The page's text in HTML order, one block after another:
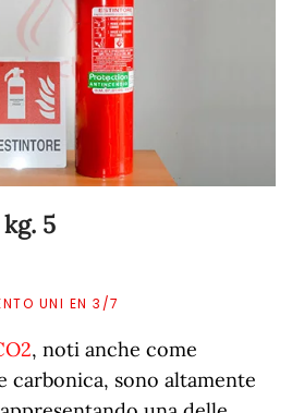
5
UNI EN 3/7
, noti anche come
carbonica, sono altamente